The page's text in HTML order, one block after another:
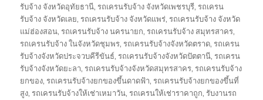
รับจ้าง จังหวัดอุทัยธานี,รถเครนรับจ้าง จังหวัดเพชรบุรี,รถเครน
รับจ้าง จังหวัดเลย,รถเครนรับจ้าง จังหวัดแพร่,รถเครนรับจ้าง จังหวัด
แม่ฮ่องสอน,รถเครนรับจ้าง นครนายก,รถเครนรับจ้าง สมุทรสาคร,
รถเครนรับจ้าง ในจังหวัดชุมพร,รถเครนรับจ้างจังหวัดตราด,รถเครน
รับจ้างจังหวัดประจวบคีรีขันธ์,รถเครนรับจ้างจังหวัดปัตตานี,รถเครน
รับจ้างจังหวัดยะลา,รถเครนรับจ้างจังหวัดสมุทรสาคร,รถเครนรับจ้าง
ยกของ,รถเครนรับจ้างยกของขึ้นดาดฟ้า,รถเครนรับจ้างยกของขึ้นที่
สูง,รถเครนรับจ้างให้เช่าเหมาวัน,รถเครนให้เช่าราคาถูก,รับงานรถ